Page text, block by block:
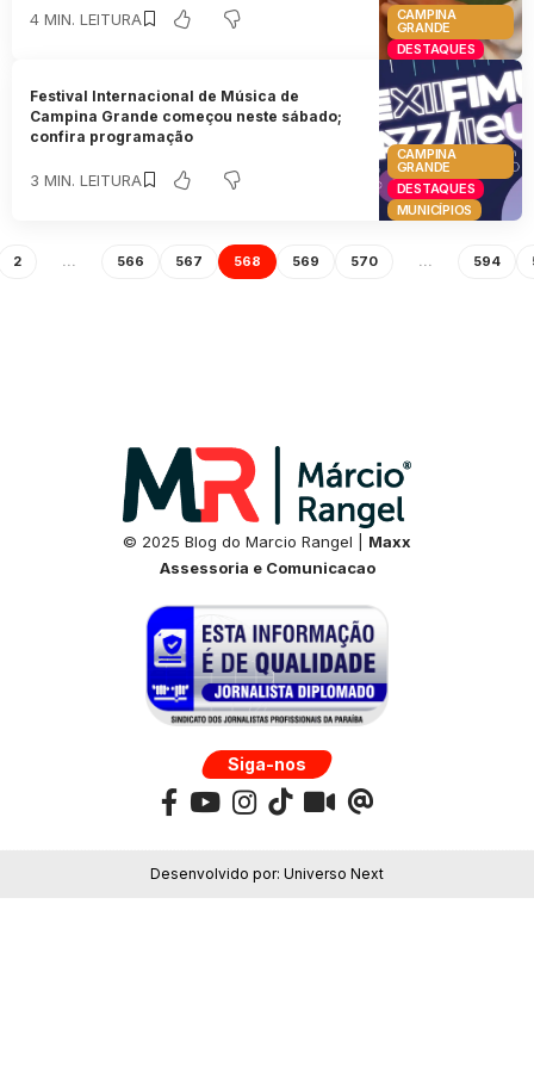
CAMPINA
GRANDE
DESTAQUES
4 MIN. LEITURA
CAMPINA
GRANDE
DESTAQUES
MUNICÍPIOS
Festival Internacional de Música de
Campina Grande começou neste sábado;
confira programação
3 MIN. LEITURA
2 … 566 567 568 569 570 … 594
© 2025 Blog do Marcio Rangel | Maxx
Assessoria e Comunicacao
Siga-nos
Desenvolvido por: Universo Next